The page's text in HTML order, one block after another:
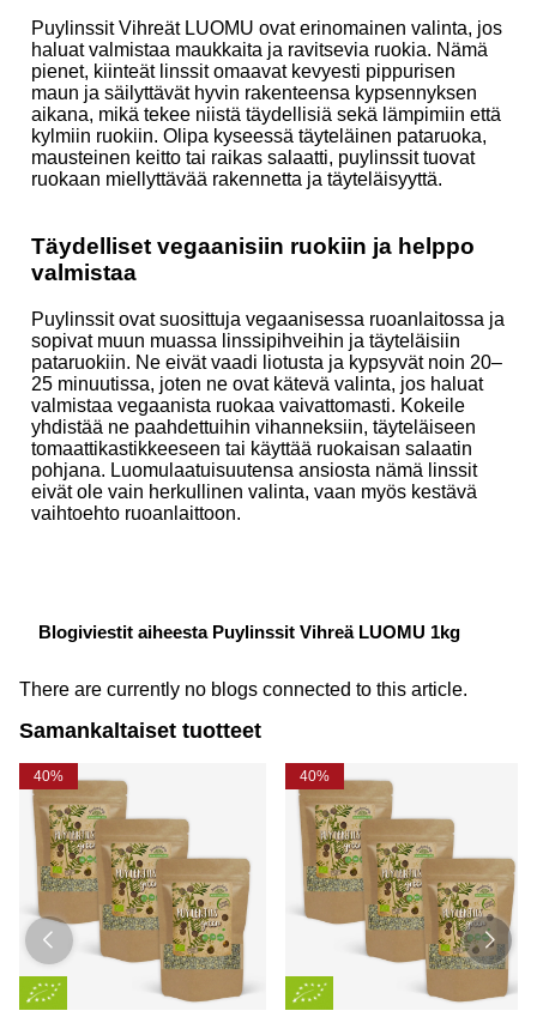
Puylinssit Vihreät LUOMU ovat erinomainen valinta, jos
haluat valmistaa maukkaita ja ravitsevia ruokia. Nämä
pienet, kiinteät linssit omaavat kevyesti pippurisen
maun ja säilyttävät hyvin rakenteensa kypsennyksen
aikana, mikä tekee niistä täydellisiä sekä lämpimiin että
kylmiin ruokiin. Olipa kyseessä täyteläinen pataruoka,
mausteinen keitto tai raikas salaatti, puylinssit tuovat
ruokaan miellyttävää rakennetta ja täyteläisyyttä.
Täydelliset vegaanisiin ruokiin ja helppo
valmistaa
Puylinssit ovat suosittuja vegaanisessa ruoanlaitossa ja
sopivat muun muassa linssipihveihin ja täyteläisiin
pataruokiin. Ne eivät vaadi liotusta ja kypsyvät noin 20–
25 minuutissa, joten ne ovat kätevä valinta, jos haluat
valmistaa vegaanista ruokaa vaivattomasti. Kokeile
yhdistää ne paahdettuihin vihanneksiin, täyteläiseen
tomaattikastikkeeseen tai käyttää ruokaisan salaatin
pohjana. Luomulaatuisuutensa ansiosta nämä linssit
eivät ole vain herkullinen valinta, vaan myös kestävä
vaihtoehto ruoanlaittoon.
Blogiviestit aiheesta Puylinssit Vihreä LUOMU 1kg
There are currently no blogs connected to this article.
Samankaltaiset tuotteet
40% 40%